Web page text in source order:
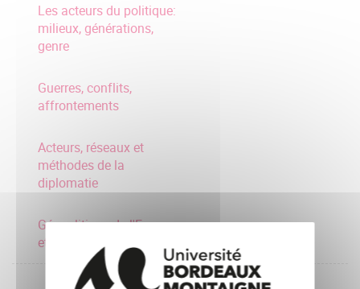
Les acteurs du politique:
milieux, générations,
genre
Guerres, conflits,
affrontements
Acteurs, réseaux et
méthodes de la
diplomatie
Géopolitique de l'Europe
et du monde